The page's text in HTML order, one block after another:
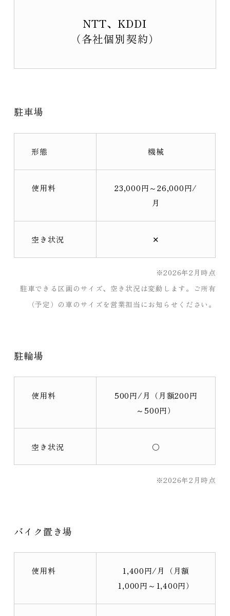
NTT、KDDI
（各社個別契約）
駐車場
形態 機械
使用料
23,000円～26,000円/
月
空き状況 ✕
※2026年2月時点
駐車できる区画のサイズ、空き状況は変動します。ご所有
（予定）の車のサイズを営業担当にお知らせください。
駐輪場
使用料
500円/月（月額200円
～500円）
空き状況 〇
※2026年2月時点
バイク置き場
使用料
1,400円/月（月額
1,000円～1,400円）